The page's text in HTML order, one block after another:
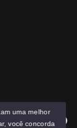
uma melhor
você concorda